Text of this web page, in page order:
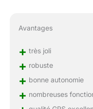
Avantages
+ très joli
+ robuste
+ bonne autonomie
+ nombreuses